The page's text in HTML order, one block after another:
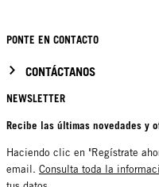
PONTE EN CONTACTO
CONTÁCTANOS
NEWSLETTER
Recibe las últimas novedades y
Haciendo clic en "Regístrate
email. Consulta toda la